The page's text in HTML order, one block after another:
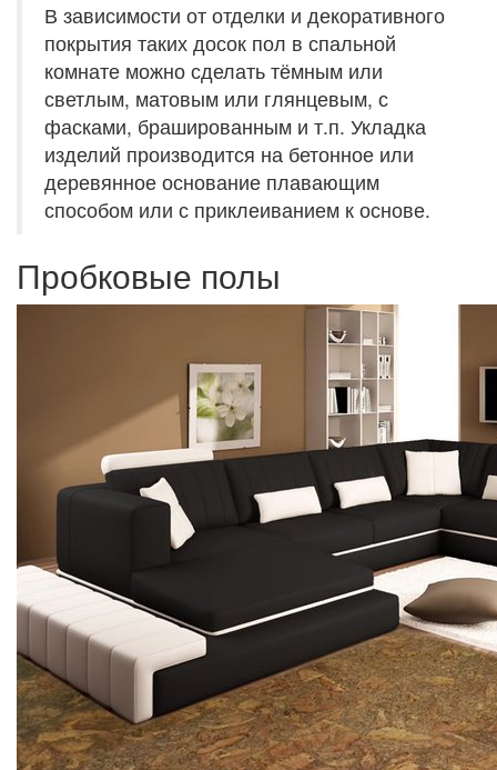
В зависимости от отделки и декоративного
покрытия таких досок пол в спальной
комнате можно сделать тёмным или
светлым, матовым или глянцевым, с
фасками, брашированным и т.п. Укладка
изделий производится на бетонное или
деревянное основание плавающим
способом или с приклеиванием к основе.
Пробковые полы